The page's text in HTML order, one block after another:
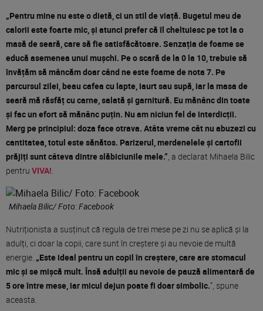
„Pentru mine nu este o dietă, ci un stil de viață. Bugetul meu de
calorii este foarte mic, și atunci prefer că îl cheltuiesc pe tot la o
masă de seară, care să fie satisfăcătoare. Senzația de foame se
educă asemenea unui mușchi. Pe o scară de la 0 la 10, trebuie să
învățăm să mâncăm doar când ne este foame de nota 7. Pe
parcursul zilei, beau cafea cu lapte, iaurt sau supă, iar la masa de
seară mă răsfăț cu carne, salată și garnitură. Eu mănânc din toate
și fac un efort să mănânc puțin. Nu am niciun fel de interdicții.
Merg pe principiul: doza face otrava. Atâta vreme cât nu abuzezi cu
cantitatea, totul este sănătos. Parizerul, merdenelele și cartofii
prăjiți sunt câteva dintre slăbiciunile mele.”, a declarat Mihaela Bilic
pentru VIVA!.
Mihaela Bilic/ Foto: Facebook
Nutriționista a susținut că regula de trei mese pe zi nu se aplică și la
adulți, ci doar la copii, care sunt în creștere și au nevoie de multă
energie. „Este ideal pentru un copil în creștere, care are stomacul
mic și se mișcă mult. Însă adulții au nevoie de pauză alimentară de
5 ore între mese, iar micul dejun poate fi doar simbolic.”, spune
aceasta.